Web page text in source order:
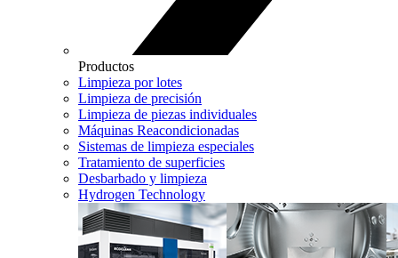
Productos
Limpieza por lotes
Limpieza de precisión
Limpieza de piezas individuales
Máquinas Reacondicionadas
Sistemas de limpieza especiales
Tratamiento de superficies
Desbarbado y limpieza
Hydrogen Technology